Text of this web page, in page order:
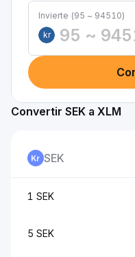
Invierte (95 ~ 94510)
kr
Convertir SEK a XLM
SEK
1 SEK
5 SEK